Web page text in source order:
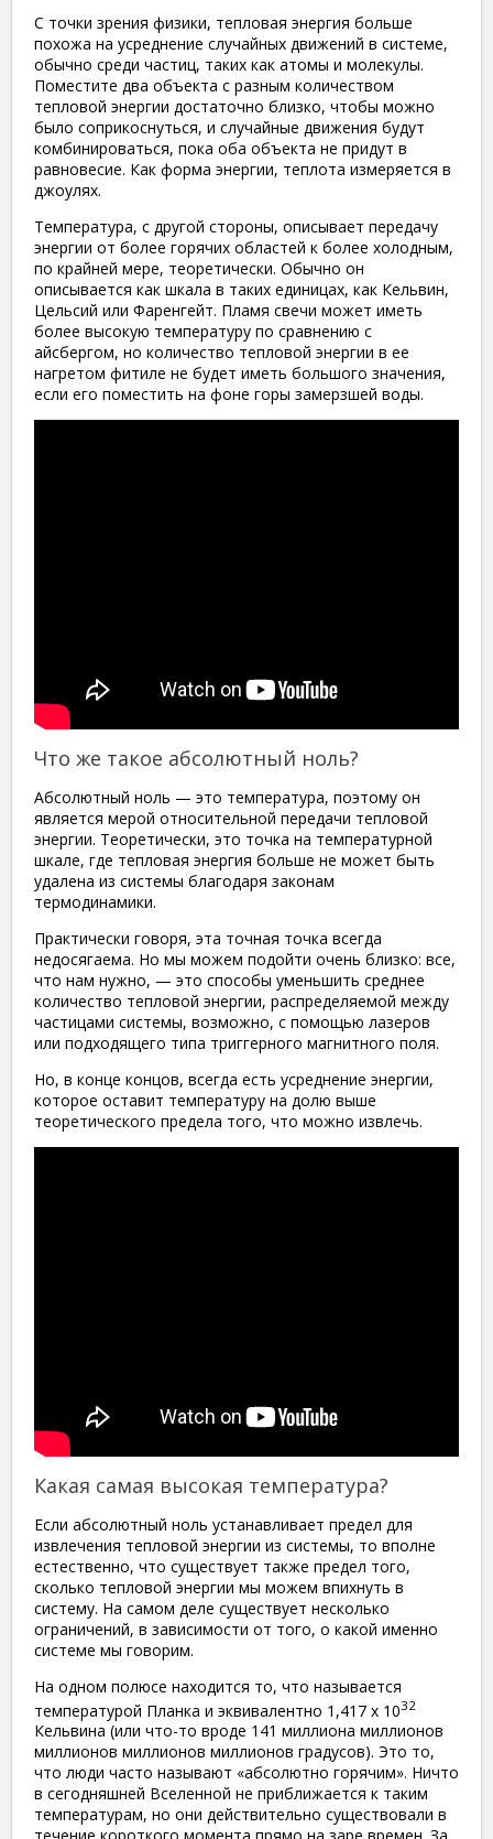
С точки зрения физики, тепловая энергия больше
похожа на усреднение случайных движений в системе,
обычно среди частиц, таких как атомы и молекулы.
Поместите два объекта с разным количеством
тепловой энергии достаточно близко, чтобы можно
было соприкоснуться, и случайные движения будут
комбинироваться, пока оба объекта не придут в
равновесие. Как форма энергии, теплота измеряется в
джоулях.
Температура, с другой стороны, описывает передачу
энергии от более горячих областей к более холодным,
по крайней мере, теоретически. Обычно он
описывается как шкала в таких единицах, как Кельвин,
Цельсий или Фаренгейт. Пламя свечи может иметь
более высокую температуру по сравнению с
айсбергом, но количество тепловой энергии в ее
нагретом фитиле не будет иметь большого значения,
если его поместить на фоне горы замерзшей воды.
Что же такое абсолютный ноль?
Абсолютный ноль — это температура, поэтому он
является мерой относительной передачи тепловой
энергии. Теоретически, это точка на температурной
шкале, где тепловая энергия больше не может быть
удалена из системы благодаря законам
термодинамики.
Практически говоря, эта точная точка всегда
недосягаема. Но мы можем подойти очень близко: все,
что нам нужно, — это способы уменьшить среднее
количество тепловой энергии, распределяемой между
частицами системы, возможно, с помощью лазеров
или подходящего типа триггерного магнитного поля.
Но, в конце концов, всегда есть усреднение энергии,
которое оставит температуру на долю выше
теоретического предела того, что можно извлечь.
Какая самая высокая температура?
Если абсолютный ноль устанавливает предел для
извлечения тепловой энергии из системы, то вполне
естественно, что существует также предел того,
сколько тепловой энергии мы можем впихнуть в
систему. На самом деле существует несколько
ограничений, в зависимости от того, о какой именно
системе мы говорим.
На одном полюсе находится то, что называется
температурой Планка и эквивалентно 1,417 x 1032
Кельвина (или что-то вроде 141 миллиона миллионов
миллионов миллионов миллионов градусов). Это то,
что люди часто называют «абсолютно горячим». Ничто
в сегодняшней Вселенной не приближается к таким
температурам, но они действительно существовали в